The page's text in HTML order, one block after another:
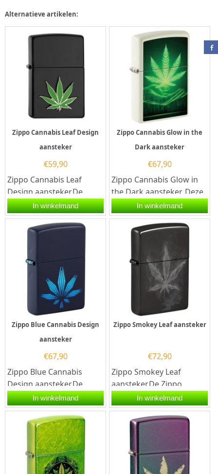
Alternatieve artikelen:
Zippo Cannabis Leaf Design
aansteker
€59,90
Zippo Cannabis Leaf
Design aansteker.De
Zippo Cannabis Leaf
Design aansteker heeft
een mat zwarte...
In winkelmand
Zippo Cannabis Glow in the
Dark aansteker
€67,90
Zippo Cannabis Glow in
the Dark aansteker. Deze
Zippo aansteker is
afgwerkt met een Glow in
In winkelmand
Zippo Blue Cannabis Design
aansteker
€67,90
Zippo Blue Cannabis
Design aansteker.De
Zippo Blue Cannabis
Design aansteker heeft
een matt...
In winkelmand
Zippo Smokey Leaf aansteker
€72,90
Zippo Smokey Leaf
aansteker.De Zippo
Smokey Leaf aansteker
heeft een black ice
afwerking met een...
In winkelmand